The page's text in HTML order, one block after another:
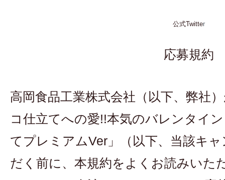
公式Twitter
応募規約
高岡食品工業株式会社（以下、弊社
コ仕立てへの愛!!本気のバレンタイ
てプレミアムVer」（以下、当該キ
だく前に、本規約をよくお読みいた